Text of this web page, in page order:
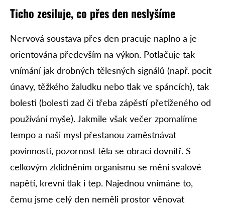
Ticho zesiluje, co přes den neslyšíme
Nervová soustava přes den pracuje naplno a je
orientována především na výkon. Potlačuje tak
vnímání jak drobných tělesných signálů (např. pocit
únavy, těžkého žaludku nebo tlak ve spáncích), tak
bolesti (bolesti zad či třeba zápěstí přetíženého od
používání myše). Jakmile však večer zpomalíme
tempo a naši mysl přestanou zaměstnávat
povinnosti, pozornost těla se obrací dovnitř. S
celkovým zklidněním organismu se mění svalové
napětí, krevní tlak i tep. Najednou vnímáne to,
čemu jsme celý den neměli prostor věnovat